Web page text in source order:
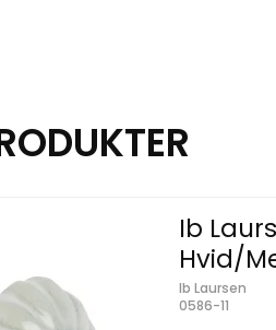
Ib
Hvid/
Ib Laursen
0586-11